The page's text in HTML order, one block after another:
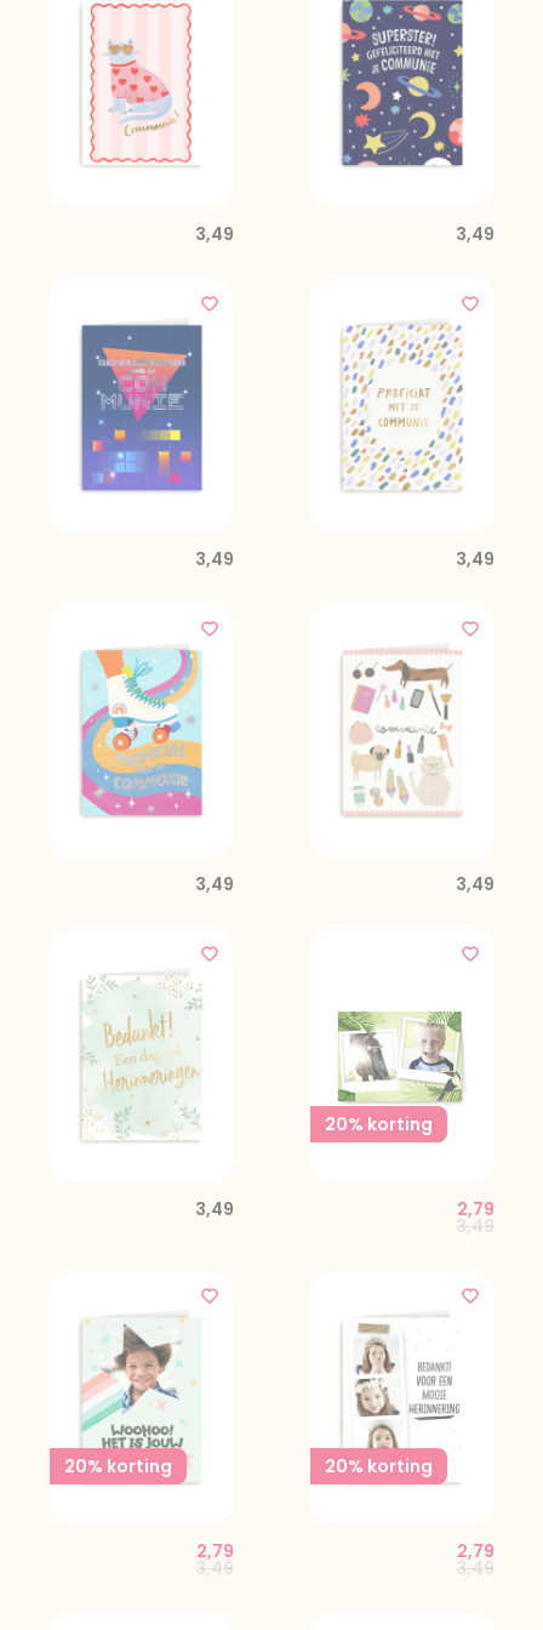
3,49 3,49
3,49 3,49
3,49 3,49
3,49
20% korting
Price
3,49to
2,79
20% korting
Price reduced from
3,49to
2,79
20% korting
Price
3,49to
2,79